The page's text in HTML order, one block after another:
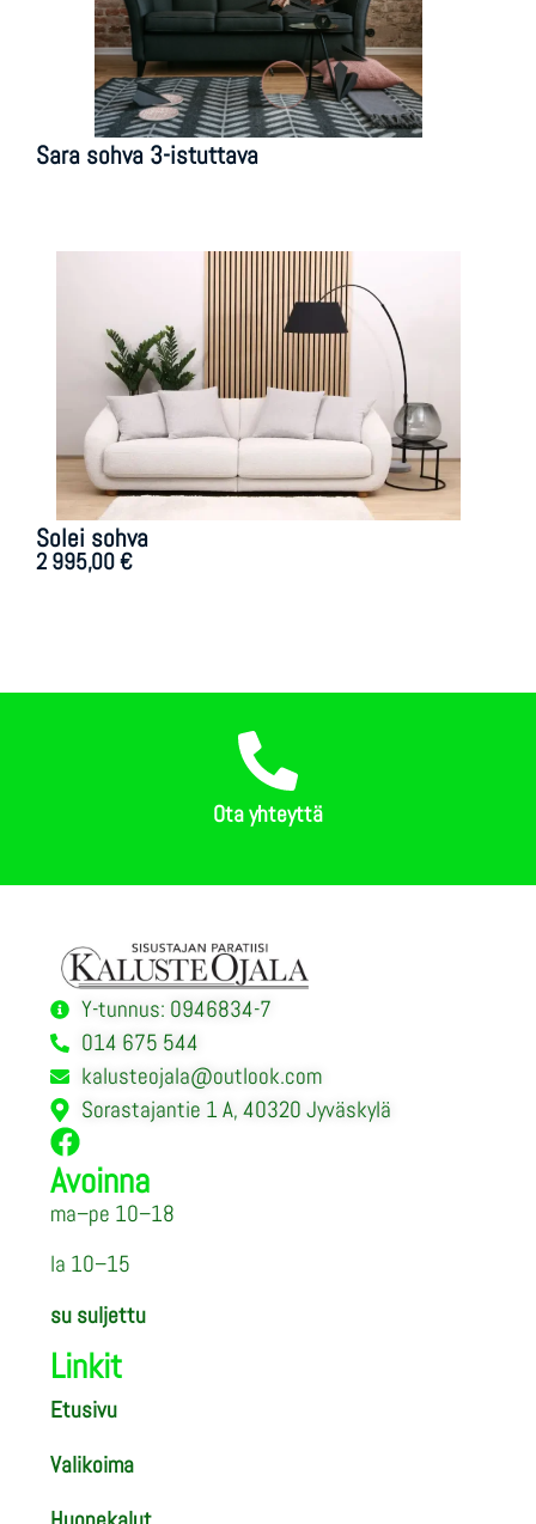
Sara sohva 3-istuttava
Solei sohva
2 995,00€
Ota yhteyttä
Y-tunnus: 0946834-7
014 675 544
kalusteojala@outlook.com
Sorastajantie 1 A, 40320 Jyväskylä
Avoinna
ma–pe 10–18
la 10–15
su suljettu
Linkit
Etusivu
Valikoima